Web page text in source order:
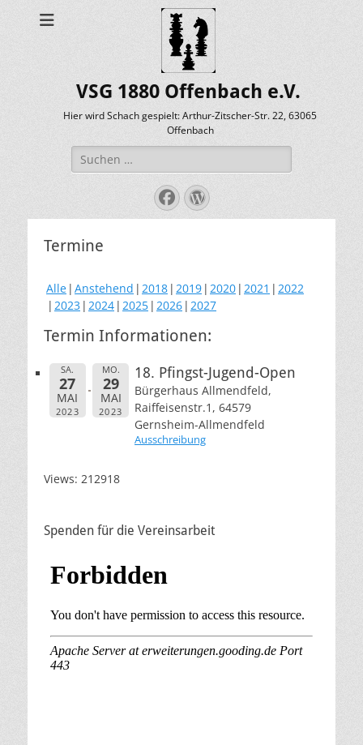
VSG 1880 Offenbach e.V.
Hier wird Schach gespielt: Arthur-Zitscher-Str. 22, 63065
Offenbach
Suche
nach:
Facebook
WordPress
Termine
Alle Anstehend 2018 2019 2020 2021
2022
2023 2024 2025 2026 2027
Termin Informationen:
SA.
27
MAI
2023
MO.
29
MAI
2023
18. Pfingst-Jugend-Open
Bürgerhaus Allmendfeld,
Raiffeisenstr.1, 64579
Gernsheim-Allmendfeld
Ausschreibung
Views: 212918
Spenden für die Vereinsarbeit